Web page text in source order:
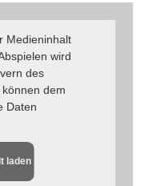
Medieninhalt
wird
des
dem
Daten
laden